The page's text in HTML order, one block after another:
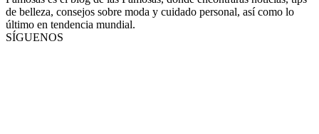
de belleza, consejos sobre moda y cuidado personal, así como lo
último en tendencia mundial.
SÍGUENOS